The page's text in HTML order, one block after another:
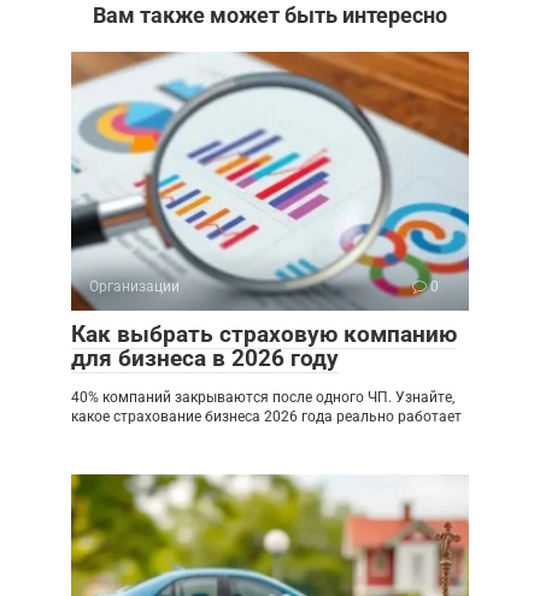
Вам также может быть интересно
Организации 0
Как выбрать страховую компанию
для бизнеса в 2026 году
40% компаний закрываются после одного ЧП. Узнайте,
какое страхование бизнеса 2026 года реально работает